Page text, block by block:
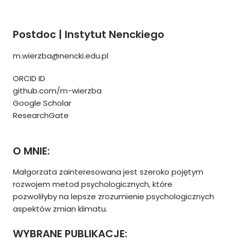
Postdoc | Instytut Nenckiego
m.wierzba@nencki.edu.pl
ORCID ID
github.com/m-wierzba
Google Scholar
ResearchGate
O MNIE:
Małgorzata zainteresowana jest szeroko pojętym
rozwojem metod psychologicznych, które
pozwoliłyby na lepsze zrozumienie psychologicznych
aspektów zmian klimatu.
WYBRANE PUBLIKACJE: